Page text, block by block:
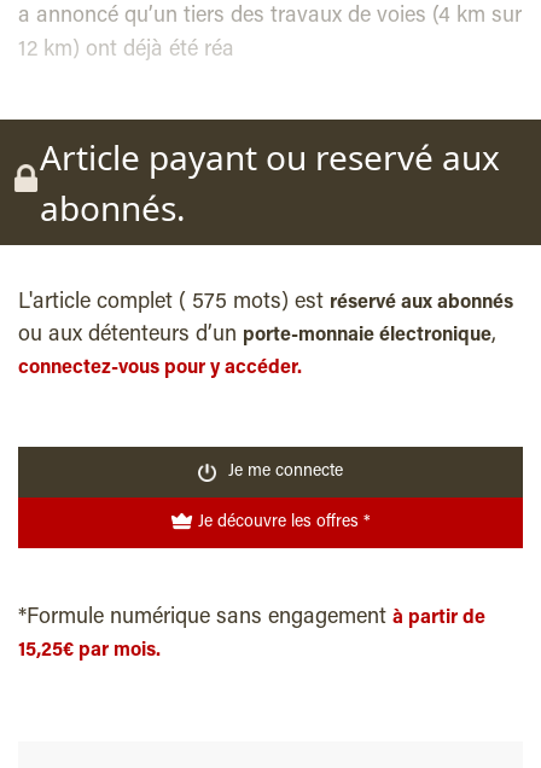
a annoncé qu’un tiers des travaux de voies (4 km sur
12 km) ont déjà été réa
Article payant ou reservé aux
abonnés.
L'article complet ( 575 mots) est réservé aux abonnés
ou aux détenteurs d’un porte-monnaie électronique,
connectez-vous pour y accéder.
Je me connecte
Je découvre les offres *
*Formule numérique sans engagement à partir de
15,25€ par mois.